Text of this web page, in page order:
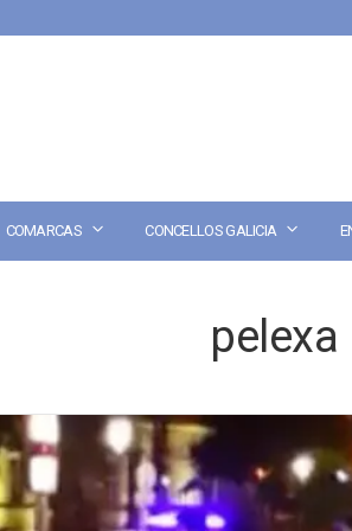
COMARCAS CONCELLOS GALICIA
pelexa